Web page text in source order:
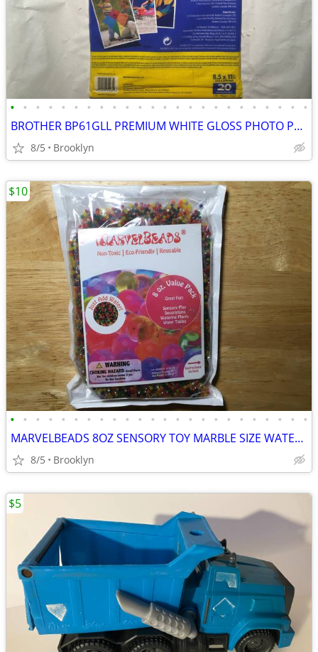
• • • • • • • • • • • • • • • • • • • • • • • •
BROTHER BP61GLL PREMIUM WHITE GLOSS PHOTO PAPER 20 PCS 8.5x11" 51LB IN
8/5 Brooklyn
• • • • • • • • • • • • • • • • • • • • • • • •
MARVELBEADS 8OZ SENSORY TOY MARBLE SIZE WATER GEL STRESS BALLS RAINBOW
8/5 Brooklyn
$10
$5